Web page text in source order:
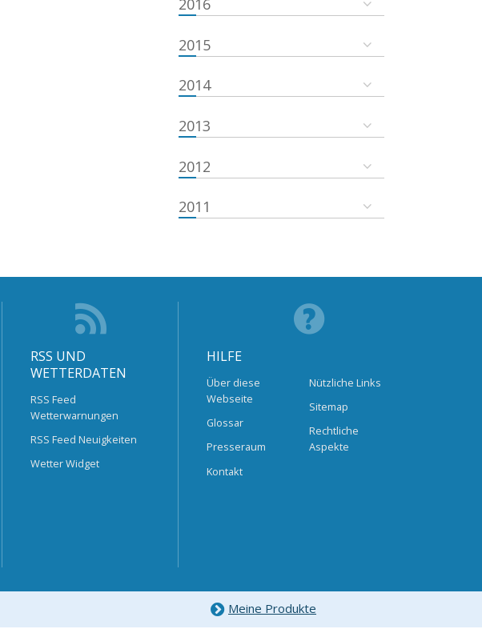
2016
2015
2014
2013
2012
2011
RSS UND
WETTERDATEN
RSS Feed
Wetterwarnungen
RSS Feed Neuigkeiten
Wetter Widget
HILFE
Über diese
Webseite
Glossar
Presseraum
Kontakt
Nützliche Links
Sitemap
Rechtliche
Aspekte
Meine Produkte